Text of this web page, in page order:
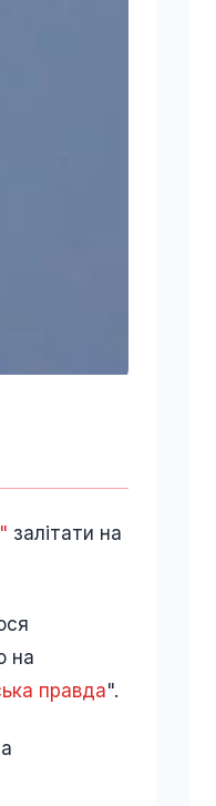
залітати на
на
правда".